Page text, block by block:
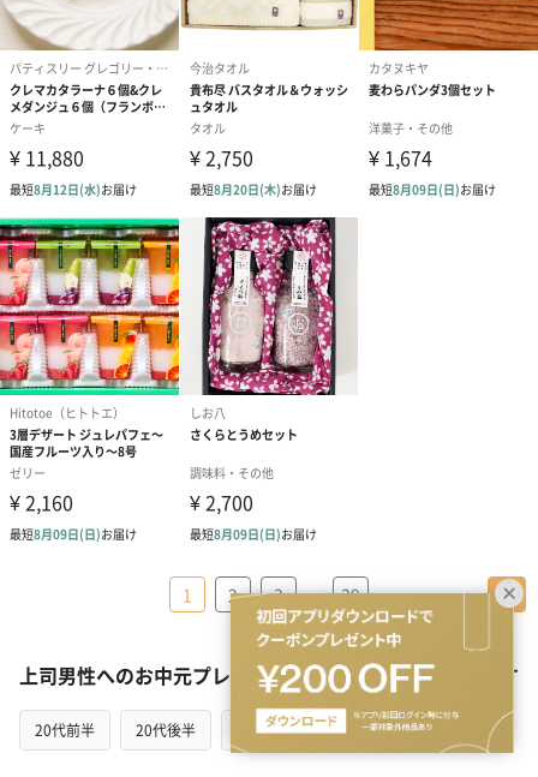
1 2 3 … 39 ＞
上司男性へのお中元プレゼントを贈る相手の年代から探す
20代前半 20代後半 30代 40代 50代